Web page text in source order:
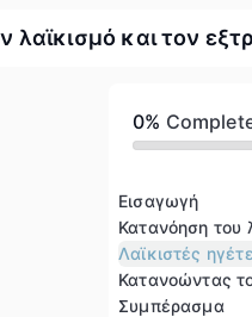
λαϊκισμό και τον
0%
Εισαγωγή
Κατανόηση του
Λαϊκιστές
Κατανοώντας
Συμπέρασμα